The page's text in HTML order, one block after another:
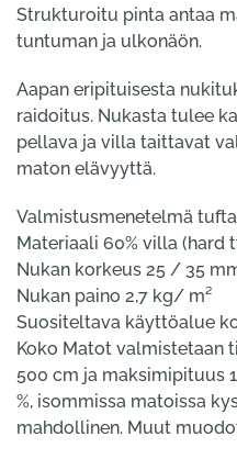
Strukturoitu pinta antaa
tuntuman ja ulkonäön.
Aapan eripituisesta
raidoitus. Nukasta tulee
pellava ja villa taittavat
maton elävyyttä.
Valmistusmenetelmä
Materiaali 60% villa (hard
Nukan korkeus 25 / 35
Nukan paino 2,7 kg/ m²
Suositeltava käyttöalue
Koko Matot valmistetaan
500 cm ja maksimipituus
%, isommissa matoissa
mahdollinen. Muut